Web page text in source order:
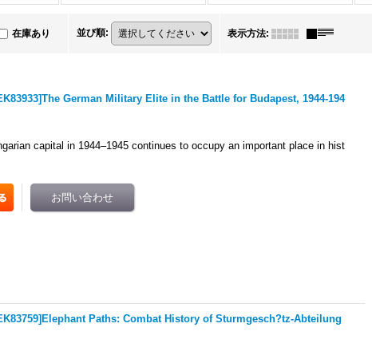
在庫あり 並び順: 表示方法:
German Military Elite in the Battle for Budapest, 1944-194
capital in 1944–1945 continues to occupy an important place in hist
Paths: Combat History of Sturmgesch?tz-Abteilung